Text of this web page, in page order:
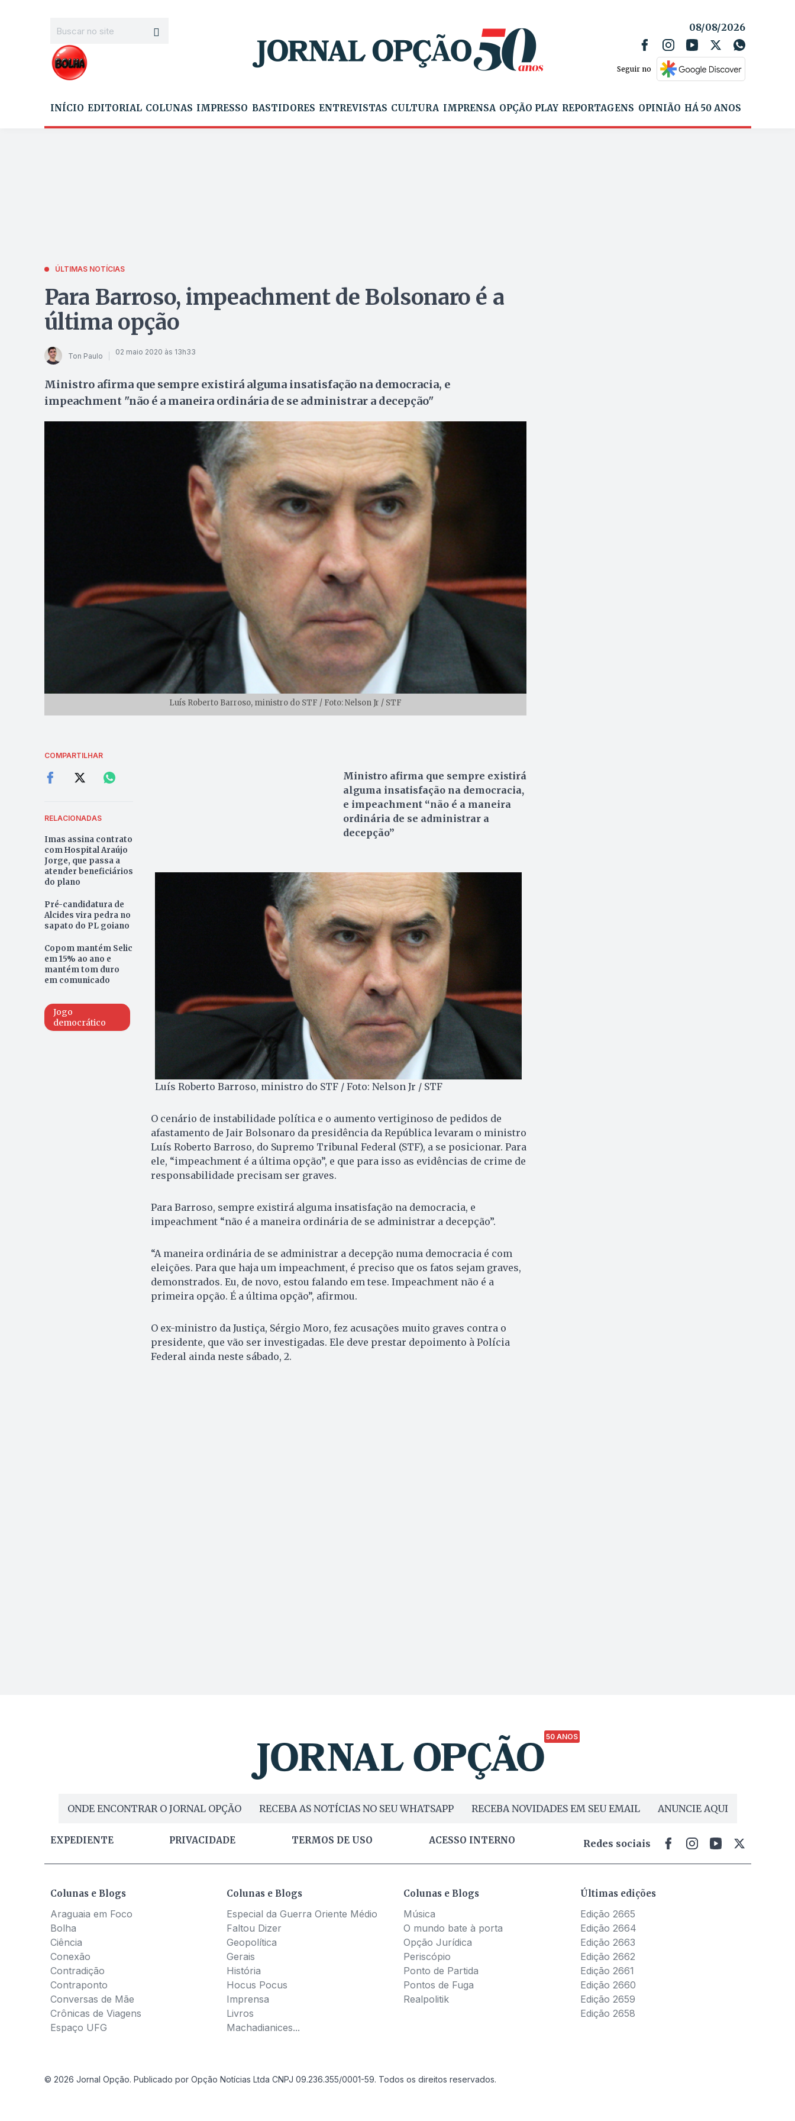
08/08/2026
Seguir no
INÍCIO EDITORIAL COLUNAS IMPRESSO BASTIDORES ENTREVISTAS CULTURA IMPRENSA OPÇÃO PLAY REPORTAGENS OPINIÃO HÁ 50 ANOS
ÚLTIMAS NOTÍCIAS
Para Barroso, impeachment de Bolsonaro é a
última opção
Ton Paulo 02 maio 2020 às 13h33
Ministro afirma que sempre existirá alguma insatisfação na democracia, e
impeachment "não é a maneira ordinária de se administrar a decepção"
Luís Roberto Barroso, ministro do STF / Foto: Nelson Jr / STF
COMPARTILHAR
RELACIONADAS
Imas assina contrato
com Hospital Araújo
Jorge, que passa a
atender beneficiários
do plano
Pré-candidatura de
Alcides vira pedra no
sapato do PL goiano
Copom mantém Selic
em 15% ao ano e
mantém tom duro
em comunicado
Jogo
democrático
Ministro afirma que sempre existirá
alguma insatisfação na democracia,
e impeachment “não é a maneira
ordinária de se administrar a
decepção”
Luís Roberto Barroso, ministro do STF / Foto: Nelson Jr / STF
O cenário de instabilidade política e o aumento vertiginoso de pedidos de
afastamento de Jair Bolsonaro da presidência da República levaram o ministro
Luís Roberto Barroso, do Supremo Tribunal Federal (STF), a se posicionar. Para
ele, “impeachment é a última opção”, e que para isso as evidências de crime de
responsabilidade precisam ser graves.
Para Barroso, sempre existirá alguma insatisfação na democracia, e
impeachment “não é a maneira ordinária de se administrar a decepção”.
“A maneira ordinária de se administrar a decepção numa democracia é com
eleições. Para que haja um impeachment, é preciso que os fatos sejam graves,
demonstrados. Eu, de novo, estou falando em tese. Impeachment não é a
primeira opção. É a última opção”, afirmou.
O ex-ministro da Justiça, Sérgio Moro, fez acusações muito graves contra o
presidente, que vão ser investigadas. Ele deve prestar depoimento à Polícia
Federal ainda neste sábado, 2.
50 ANOS
ONDE ENCONTRAR O JORNAL OPÇÃO RECEBA AS NOTÍCIAS NO SEU WHATSAPP RECEBA NOVIDADES EM SEU EMAIL ANUNCIE AQUI
EXPEDIENTE PRIVACIDADE TERMOS DE USO ACESSO INTERNO Redes sociais
Colunas e Blogs
Araguaia em Foco
Bolha
Ciência
Conexão
Contradição
Contraponto
Conversas de Mãe
Crônicas de Viagens
Espaço UFG
Colunas e Blogs
Especial da Guerra Oriente Médio
Faltou Dizer
Geopolítica
Gerais
História
Hocus Pocus
Imprensa
Livros
Machadianices...
Colunas e Blogs
Música
O mundo bate à porta
Opção Jurídica
Periscópio
Ponto de Partida
Pontos de Fuga
Realpolitik
Últimas edições
Edição 2665
Edição 2664
Edição 2663
Edição 2662
Edição 2661
Edição 2660
Edição 2659
Edição 2658
© 2026 Jornal Opção. Publicado por Opção Notícias Ltda CNPJ 09.236.355/0001-59. Todos os direitos reservados.